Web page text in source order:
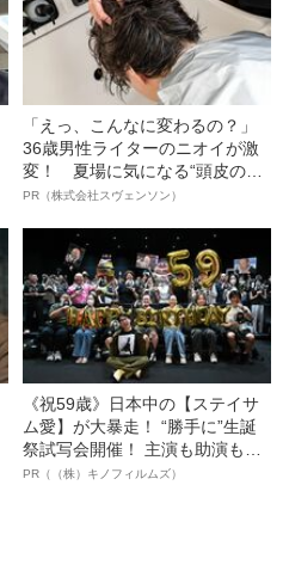
「えっ、こんなに変わるの？」
36歳男性ライターのニオイが激
変！ 夏場に気になる“頭皮のニ
オイ”や“ベタつき”を解消す
ト”が生み出した徹底ケアとは
PR（株式会社スヴェンソン）
《祝59歳》日本中の【ステイサ
ム愛】が大暴走！ “勝手に”生誕
祭試写会開催！ 主演も助演も全
部ステイサム！「ステサミー
PR（（株）キノフィルムズ）